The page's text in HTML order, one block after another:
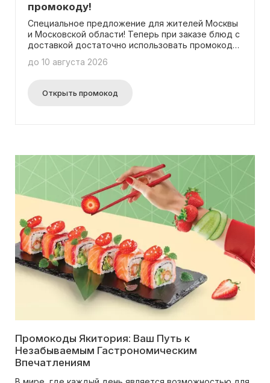
промокоду!
Специальное предложение для жителей Москвы
и Московской области! Теперь при заказе блюд с
доставкой достаточно использовать промокод
получите аппетитную закуску "Тори пирикара"!
сладко-острым соусом и поданная с свежими
овощами – настоящее вкусовое удовольствие!
до 10 августа 2026
Открыть промокод
Промокоды Якитория: Ваш Путь к
Незабываемым Гастрономическим
Впечатлениям